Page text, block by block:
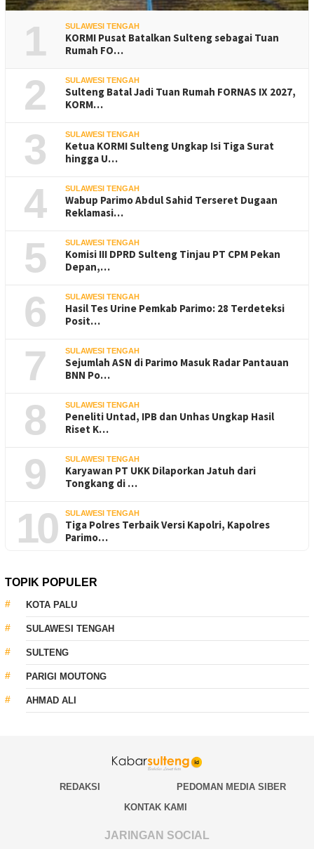
1 SULAWESI TENGAH
KORMI Pusat Batalkan Sulteng sebagai Tuan
Rumah FO…
2 SULAWESI TENGAH
Sulteng Batal Jadi Tuan Rumah FORNAS IX 2027,
KORM…
3 SULAWESI TENGAH
Ketua KORMI Sulteng Ungkap Isi Tiga Surat
hingga U…
4 SULAWESI TENGAH
Wabup Parimo Abdul Sahid Terseret Dugaan
Reklamasi…
5 SULAWESI TENGAH
Komisi III DPRD Sulteng Tinjau PT CPM Pekan
Depan,…
6 SULAWESI TENGAH
Hasil Tes Urine Pemkab Parimo: 28 Terdeteksi
Posit…
7 SULAWESI TENGAH
Sejumlah ASN di Parimo Masuk Radar Pantauan
BNN Po…
8 SULAWESI TENGAH
Peneliti Untad, IPB dan Unhas Ungkap Hasil
Riset K…
9 SULAWESI TENGAH
Karyawan PT UKK Dilaporkan Jatuh dari
Tongkang di …
10 SULAWESI TENGAH
Tiga Polres Terbaik Versi Kapolri, Kapolres
Parimo…
TOPIK POPULER
KOTA PALU
SULAWESI TENGAH
SULTENG
PARIGI MOUTONG
AHMAD ALI
REDAKSI
PEDOMAN MEDIA SIBER
KONTAK KAMI
JARINGAN SOCIAL